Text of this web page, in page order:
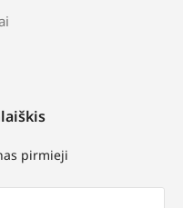
pirmieji